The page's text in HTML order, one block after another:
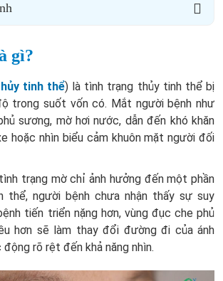
gì?
tinh thể) là tình trạng thủy tinh thể bị
trong suốt vốn có. Mắt người bệnh như
sương, mờ hơi nước, dẫn đến khó khăn
hoặc nhìn biểu cảm khuôn mặt người đối
trạng mờ chỉ ảnh hưởng đến một phần
thể, người bệnh chưa nhận thấy sự suy
tiến triển nặng hơn, vùng đục che phủ
hơn sẽ làm thay đổi đường đi của ánh
rõ rệt đến khả năng nhìn.